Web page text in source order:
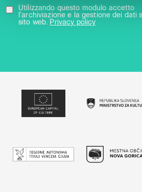
Utilizzando questo modulo accetto
l'archiviazione e la gestione dei dati
sito web.
Privacy policy